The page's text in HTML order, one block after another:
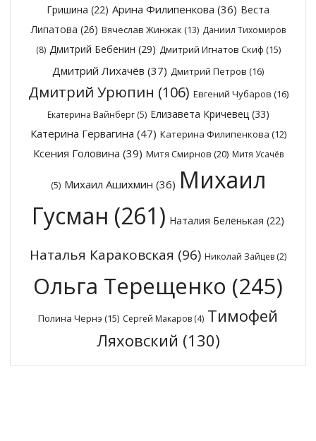
Гришина (22) Арина Филипенкова (36) Веста
Липатова (26) Вячеслав Жинжак (13) Даниил Тихомиров
(8) Дмитрий Бебенин (29) Дмитрий Игнатов Скиф (15)
Дмитрий Лихачёв (37) Дмитрий Петров (16)
Дмитрий Урюпин (106) Евгений Чубаров (16)
Екатерина Вайнберг(5) Елизавета Кричевец (33)
Катерина Гервагина (47) Катерина Филипенкова (12)
Ксения Головина (39) Митя Смирнов (20) Митя Усачёв
(5) Михаил Ашихмин (36) Михаил
Гусман (261) Наталия Беленькая (22)
Наталья Караковская (96) Николай Зайцев (2)
Ольга Терещенко (245)
Полина Чернэ (15) Сергей Макаров (4) Тимофей
Ляховский (130)